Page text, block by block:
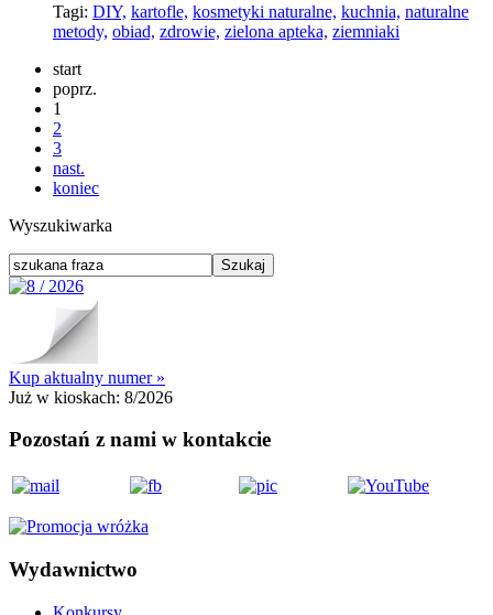
Tagi: DIY, kartofle, kosmetyki naturalne, kuchnia, naturalne
metody, obiad, zdrowie, zielona apteka, ziemniaki
start
poprz.
1
2
3
nast.
koniec
Wyszukiwarka
Kup aktualny numer »
Już w kioskach: 8/2026
Pozostań z nami w kontakcie
Wydawnictwo